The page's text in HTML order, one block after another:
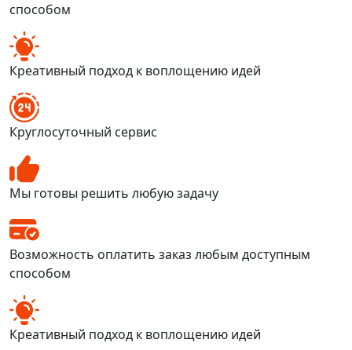
способом
Креативный подход к воплощению идей
Круглосуточный сервис
Мы готовы решить любую задачу
Возможность оплатить заказ любым доступным
способом
Креативный подход к воплощению идей